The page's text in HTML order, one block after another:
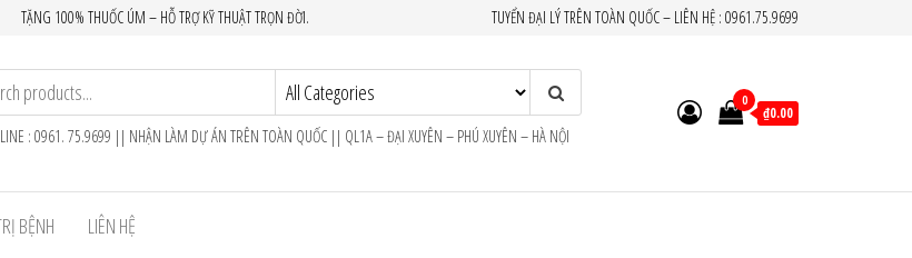
TẶNG 100% THUỐC ÚM – HỖ TRỢ KỸ THUẬT TRỌN ĐỜI. TUYỂN ĐẠI LÝ TRÊN TOÀN QUỐC – LIÊN HỆ : 0961.75.9699
: 0961. 75.9699 || NHẬN LÀM DỰ ÁN TRÊN TOÀN QUỐC || QL1A – ĐẠI XUYÊN – PHÚ XUYÊN – HÀ NỘI
0
₫0.00
BỆNH LIÊN HỆ